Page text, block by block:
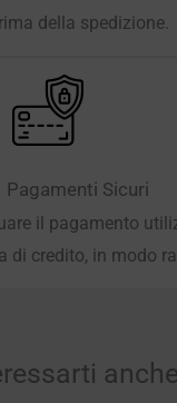
della spedizione.
Pagamenti Sicuri
il pagamento
di credito, in modo
anche